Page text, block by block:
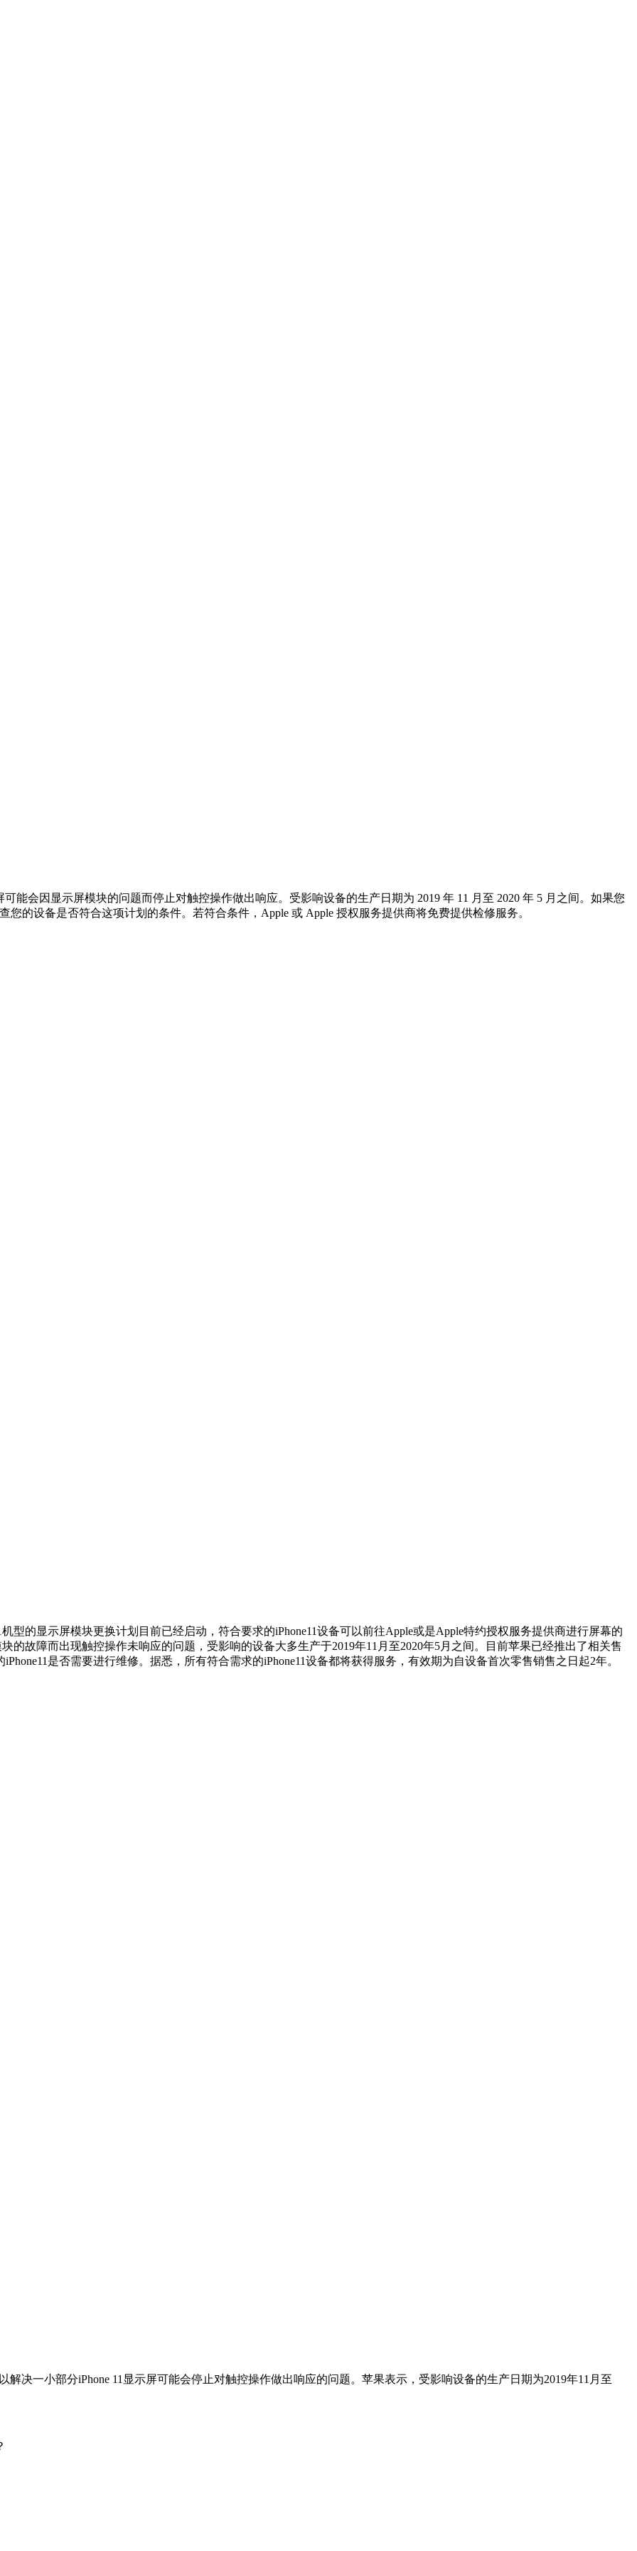
能会因显示屏模块的问题而停止对触控操作做出响应。受影响设备的生产日期为 2019 年 11 月至 2020 年 5 月之间。如果您
您的设备是否符合这项计划的条件。若符合条件，Apple 或 Apple 授权服务提供商将免费提供检修服务。
型的显示屏模块更换计划目前已经启动，符合要求的iPhone11设备可以前往Apple或是Apple特约授权服务提供商进行屏幕的
的故障而出现触控操作未响应的问题，受影响的设备大多生产于2019年11月至2020年5月之间。目前苹果已经推出了相关售
是否需要进行维修。据悉，所有符合需求的iPhone11设备都将获得服务，有效期为自设备首次零售销售之日起2年。
解决一小部分iPhone 11显示屏可能会停止对触控操作做出响应的问题。苹果表示，受影响设备的生产日期为2019年11月至